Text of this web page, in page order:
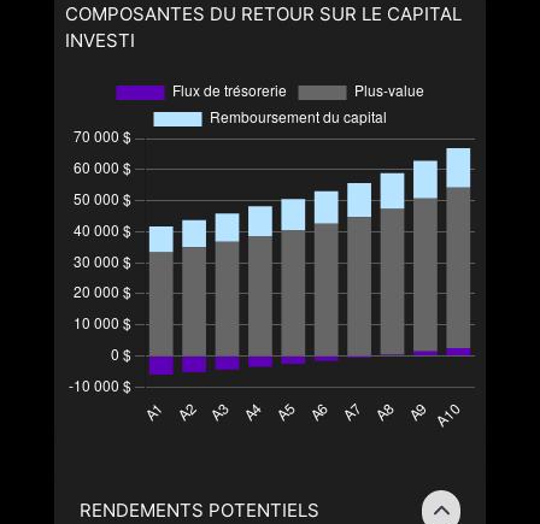
COMPOSANTES DU RETOUR SUR LE CAPITAL
INVESTI
RENDEMENTS POTENTIELS